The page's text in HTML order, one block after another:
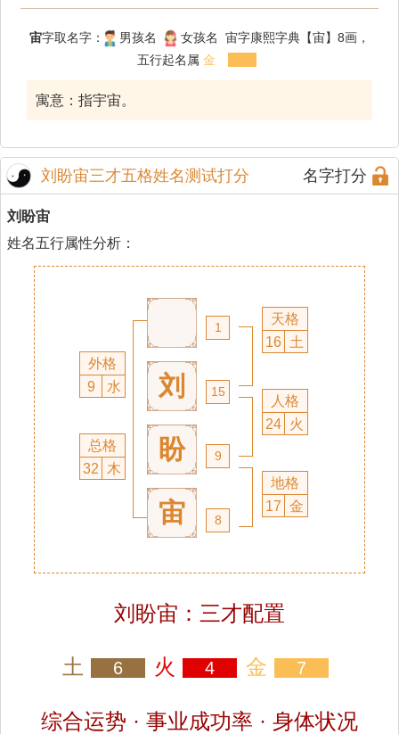
宙字取名字： 男孩名
女孩名 宙字康熙字典【宙】8画，
五行起名属 金
寓意：指宇宙。
刘盼宙三才五格姓名测试打分 名字打分
刘盼宙
姓名五行属性分析：
外格
9
水
总格
32
木
刘
盼
宙
1
15
9
8
天格
16 土
人格
24 火
地格
17 金
刘盼宙：三才配置
土 6 火 4 金 7
综合运势 · 事业成功率 · 身体状况